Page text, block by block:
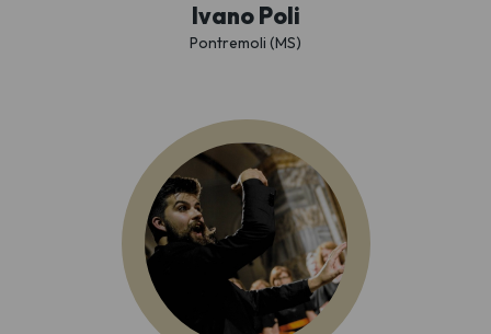
Ivano Poli
Pontremoli (MS)